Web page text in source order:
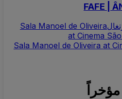
FAFE |
Sala Manoel de Oliveira
at Cinema
Sala Manoel de Oliveira at